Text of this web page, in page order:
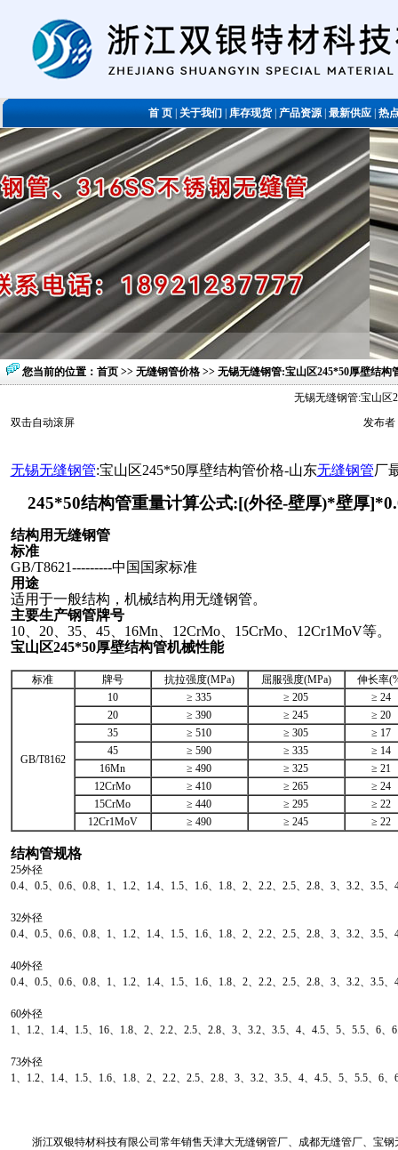
首 页关于我们库存现货|产品资源|最新供应|热
您当前的位置： 首页 >> 无缝钢管价格 >> 无锡无缝钢管:宝山区245*50厚壁结构
无锡无缝钢管:宝山区
双击自动滚屏
发布者
无锡无缝钢管:宝山区245*50厚壁结构管价格-山东无缝钢管厂
245*50结构管重量计算公式:[(外径-壁厚)*壁厚
结构用无缝钢管
标准
GB/T8621---------中国国家标准
用途
适用于一般结构，机械结构用无缝钢管。
主要生产钢管牌号
10、20、35、45、16Mn、12CrMo、15CrMo、12Cr1MoV等。
宝山区245*50厚壁结构管机械性能
标准 牌号 抗拉强度(MPa) 屈服强度(MPa) 伸长率
GB/T8162
10 ≥ 335 ≥ 205
≥ 24
20
≥ 390 ≥ 245
≥ 20
35
≥ 510 ≥ 305
≥ 17
45
≥ 590 ≥ 335
≥ 14
16Mn
≥ 490 ≥ 325
≥ 21
12CrMo
≥ 410 ≥ 265
≥ 24
15CrMo
≥ 440 ≥ 295
≥ 22
12Cr1MoV
≥ 490 ≥ 245 ≥ 22
结构管规格
25外径
0.4、0.5、0.6、0.8、1、1.2、1.4、1.5、1.6、1.8、2、2.2、2.5、2.8、3、3.2、3.5
32外径
0.4、0.5、0.6、0.8、1、1.2、1.4、1.5、1.6、1.8、2、2.2、2.5、2.8、3、3.2、3.5
40外径
0.4、0.5、0.6、0.8、1、1.2、1.4、1.5、1.6、1.8、2、2.2、2.5、2.8、3、3.2、3.5
60外径
1、1.2、1.4、1.5、16、1.8、2、2.2、2.5、2.8、3、3.2、3.5、4、4.5、5、5.5、6
73外径
1、1.2、1.4、1.5、1.6、1.8、2、2.2、2.5、2.8、3、3.2、3.5、4、4.5、5、5.5、6
浙江双银特材科技有限公司常年销售天津大无缝钢管厂、成都无缝管厂、宝钢